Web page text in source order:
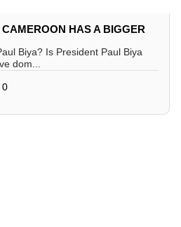
HAS A BIGGER
Biya? Is President Paul Biya
dom...
0